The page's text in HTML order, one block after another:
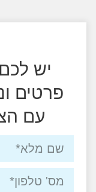
יש לכם
פרטים
עם